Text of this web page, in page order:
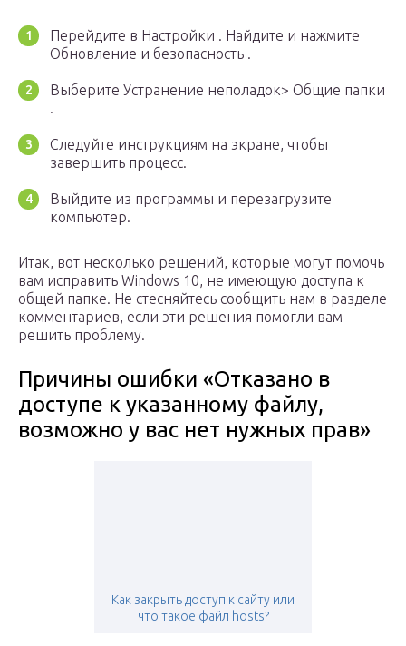
Перейдите в Настройки . Найдите и нажмите
Обновление и безопасность .
Выберите Устранение неполадок> Общие папки
.
Следуйте инструкциям на экране, чтобы
завершить процесс.
Выйдите из программы и перезагрузите
компьютер.
Итак, вот несколько решений, которые могут помочь
вам исправить Windows 10, не имеющую доступа к
общей папке. Не стесняйтесь сообщить нам в разделе
комментариев, если эти решения помогли вам
решить проблему.
Причины ошибки «Отказано в
доступе к указанному файлу,
возможно у вас нет нужных прав»
Как закрыть доступ к сайту или
что такое файл hosts?